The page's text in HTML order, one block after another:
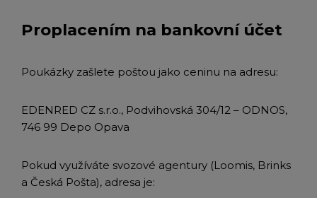
Informace k migraci na Edenred Card
Proplacením na bankovní účet
Poukázky zašlete poštou jako ceninu na adresu:
EDENRED CZ s.r.o., Podvihovská 304/12 – ODNOS,
746 99 Depo Opava
Pokud využíváte svozové agentury (Loomis, Brinks
a Česká Pošta), adresa je: